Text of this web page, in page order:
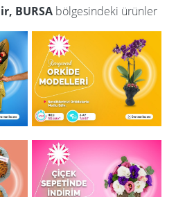
BURSA bölgesindeki ürünler